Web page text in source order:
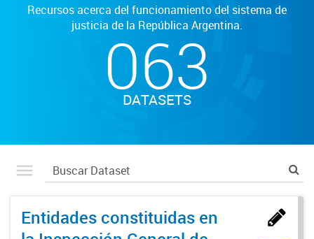
Recursos acerca del funcionamiento del sistema de
justicia de la República Argentina.
063
DATASETS
Entidades constituidas en